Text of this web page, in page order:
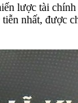
lược tài
nhất,